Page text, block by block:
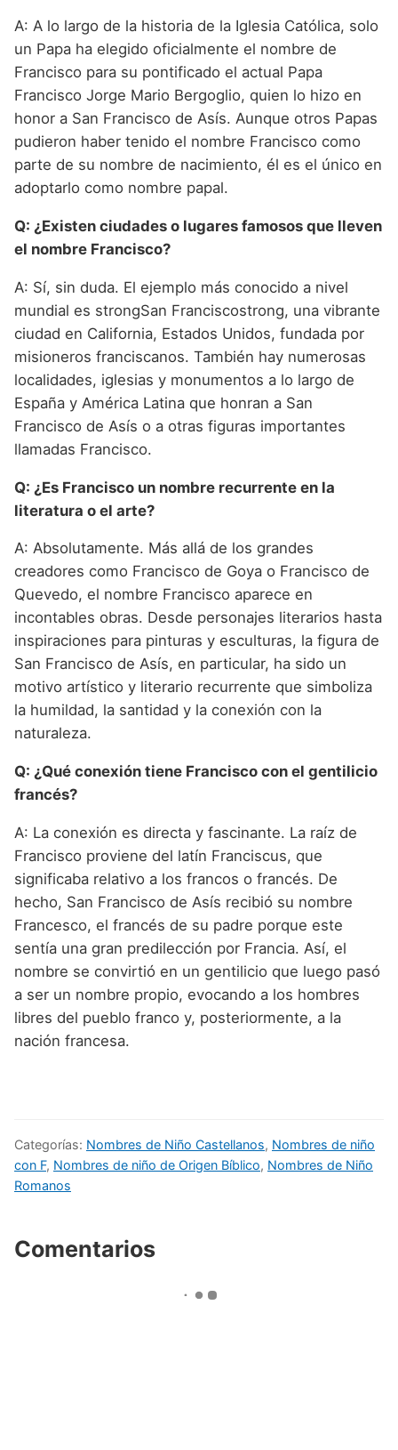
A: A lo largo de la historia de la Iglesia Católica, solo
un Papa ha elegido oficialmente el nombre de
Francisco para su pontificado el actual Papa
Francisco Jorge Mario Bergoglio, quien lo hizo en
honor a San Francisco de Asís. Aunque otros Papas
pudieron haber tenido el nombre Francisco como
parte de su nombre de nacimiento, él es el único en
adoptarlo como nombre papal.
Q: ¿Existen ciudades o lugares famosos que lleven
el nombre Francisco?
A: Sí, sin duda. El ejemplo más conocido a nivel
mundial es strongSan Franciscostrong, una vibrante
ciudad en California, Estados Unidos, fundada por
misioneros franciscanos. También hay numerosas
localidades, iglesias y monumentos a lo largo de
España y América Latina que honran a San
Francisco de Asís o a otras figuras importantes
llamadas Francisco.
Q: ¿Es Francisco un nombre recurrente en la
literatura o el arte?
A: Absolutamente. Más allá de los grandes
creadores como Francisco de Goya o Francisco de
Quevedo, el nombre Francisco aparece en
incontables obras. Desde personajes literarios hasta
inspiraciones para pinturas y esculturas, la figura de
San Francisco de Asís, en particular, ha sido un
motivo artístico y literario recurrente que simboliza
la humildad, la santidad y la conexión con la
naturaleza.
Q: ¿Qué conexión tiene Francisco con el gentilicio
francés?
A: La conexión es directa y fascinante. La raíz de
Francisco proviene del latín Franciscus, que
significaba relativo a los francos o francés. De
hecho, San Francisco de Asís recibió su nombre
Francesco, el francés de su padre porque este
sentía una gran predilección por Francia. Así, el
nombre se convirtió en un gentilicio que luego pasó
a ser un nombre propio, evocando a los hombres
libres del pueblo franco y, posteriormente, a la
nación francesa.
Categorías: Nombres de Niño Castellanos, Nombres de niño
con F, Nombres de niño de Origen Bíblico, Nombres de Niño
Romanos
Comentarios